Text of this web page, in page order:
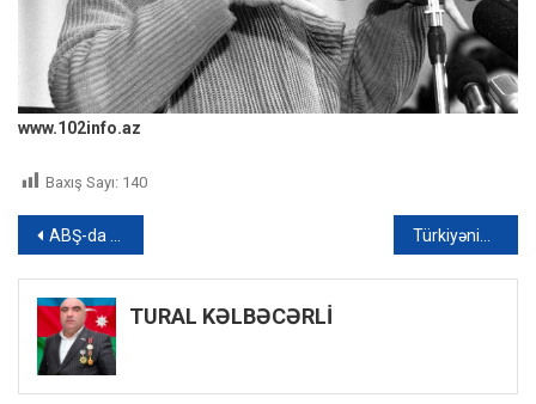
www.102info.az
Baxış Sayı: 140
Yazı
naviqasiyası
ABŞ-da milyonlarla arı onları daşıyan yük maşınından çıxaraq ətrafdakıları sancıb
TURAL KƏLBƏCƏRLİ